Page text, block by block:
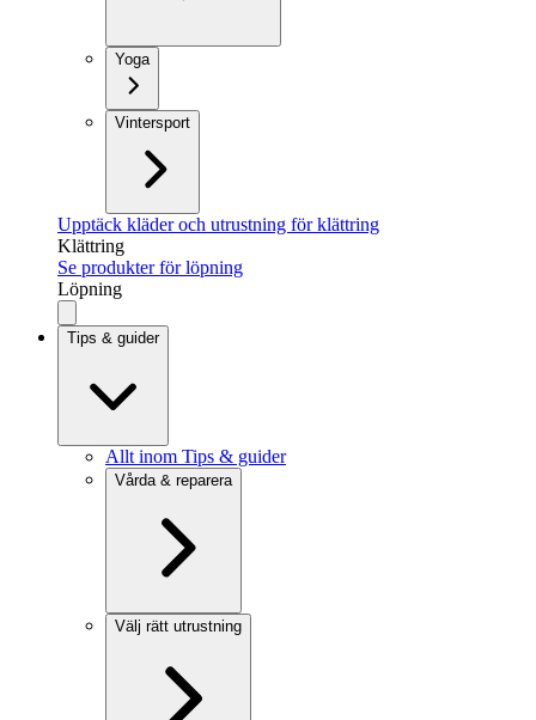
Yoga
Vintersport
Upptäck kläder och utrustning för klättring
Klättring
Se produkter för löpning
Löpning
Tips & guider
Allt inom Tips & guider
Vårda & reparera
Välj rätt utrustning